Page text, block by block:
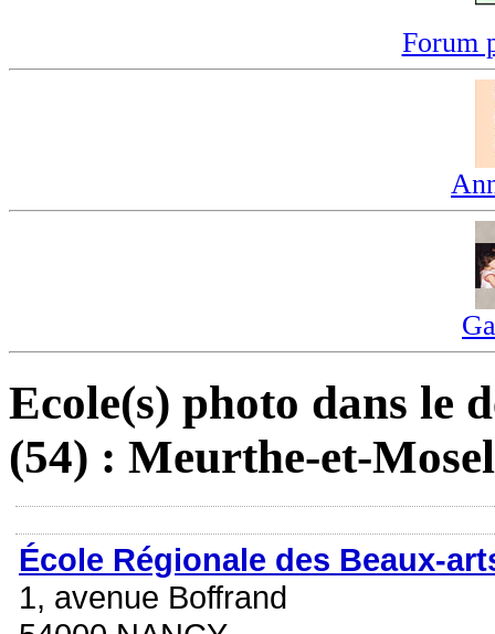
Forum
Ecole(s) photo dans le
(54) : Meurthe-et-
École Régionale des Beaux-
1, avenue Boffrand